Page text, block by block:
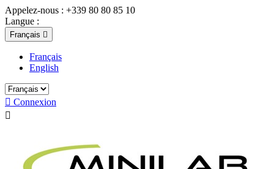
Appelez-nous : +339 80 80 85 10
Langue :
Français 
Français
English
 Connexion
